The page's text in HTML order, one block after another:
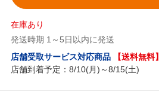
在庫あり
発送時期 1～5日以内に発送
店舗受取サービス対応商品
【送料無料】
店舗到着予定：8/10(月)～8/15(土)